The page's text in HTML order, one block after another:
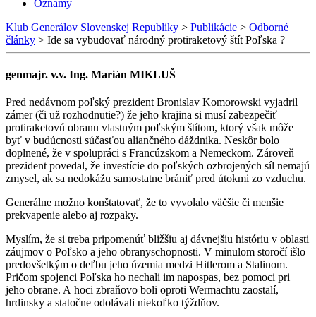
Oznamy
Klub Generálov Slovenskej Republiky > Publikácie > Odborné
články > Ide sa vybudovať národný protiraketový štít Poľska ?
genmajr. v.v. Ing. Marián MIKLUŠ
Pred nedávnom poľský prezident Bronislav Komorowski vyjadril
zámer (či už rozhodnutie?) že jeho krajina si musí zabezpečiť
protiraketovú obranu vlastným poľským štítom, ktorý však môže
byť v budúcnosti súčasťou aliančného dáždnika. Neskôr bolo
doplnené, že v spolupráci s Francúzskom a Nemeckom. Zároveň
prezident povedal, že investície do poľských ozbrojených síl nemajú
zmysel, ak sa nedokážu samostatne brániť pred útokmi zo vzduchu.
Generálne možno konštatovať, že to vyvolalo väčšie či menšie
prekvapenie alebo aj rozpaky.
Myslím, že si treba pripomenúť bližšiu aj dávnejšiu históriu v oblasti
záujmov o Poľsko a jeho obranyschopnosti. V minulom storočí išlo
predovšetkým o deľbu jeho územia medzi Hitlerom a Stalinom.
Pričom spojenci Poľska ho nechali im napospas, bez pomoci pri
jeho obrane. A hoci zbraňovo boli oproti Wermachtu zaostalí,
hrdinsky a statočne odolávali niekoľko týždňov.